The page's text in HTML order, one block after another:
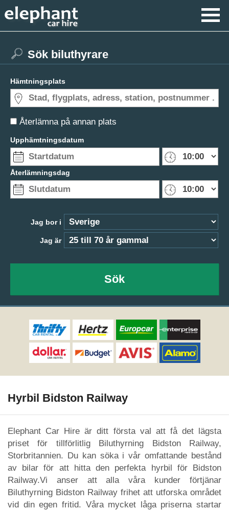
Återlämna på annan plats
Sök biluthyrare
Hämtningsplats
Upphämtningsdatum
Återlämningsdag
Jag bor i
Jag är
Sök
Hyrbil Bidston Railway
Elephant Car Hire är ditt första val att få det lägsta
priset för tillförlitlig Biluthyrning Bidston Railway,
Storbritannien. Du kan söka i vår omfattande bestånd
av bilar för att hitta den perfekta hyrbil för Bidston
Railway.Vi anser att alla våra kunder förtjänar
Biluthyrning Bidston Railway frihet att utforska området
vid din egen fritid. Våra mycket låga priserna startar